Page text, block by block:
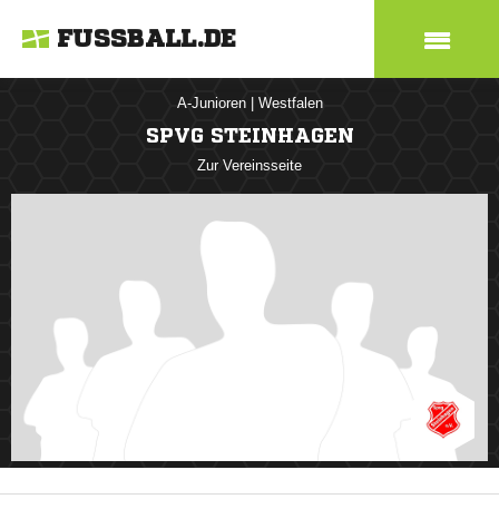
FUSSBALL.DE
A-Junioren Westfalen
SPVG STEINHAGEN
Zur Vereinsseite